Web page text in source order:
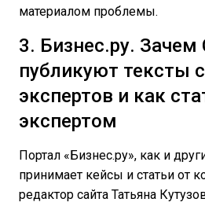
материалом проблемы.
3. Бизнес.ру.
публикуют тексты
экспертов и как
экспертом
Портал «Бизнес.ру», как и
принимает кейсы и статьи от
редактор сайта Татьяна